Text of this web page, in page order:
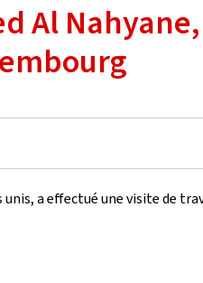
Al
a effectué une visite de